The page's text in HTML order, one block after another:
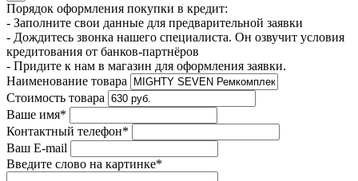
Порядок оформления покупки в кредит:
- Заполните свои данные для предварительной заявки
- Дождитесь звонка нашего специалиста. Он озвучит условия
кредитования от банков-партнёров
- Придите к нам в магазин для оформления заявки.
Наименование товара
Стоимость товара
Ваше имя*
Контактный телефон*
Ваш E-mail
Введите слово на картинке*